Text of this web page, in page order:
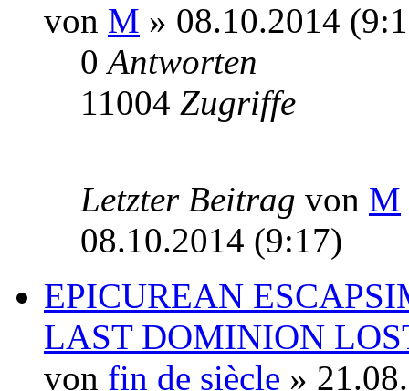
von M » 08.10.2014
0Antworten
11004 Zugriffe
Letzter Beitrag von M
08.10.2014 (9:17)
EPICUREAN
LAST DOMINION
von fin de siècle »